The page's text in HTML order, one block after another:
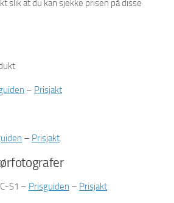
slik at du kan sjekke prisen på disse
– Prisjakt
– Prisjakt
S1 – Prisguiden – Prisjakt